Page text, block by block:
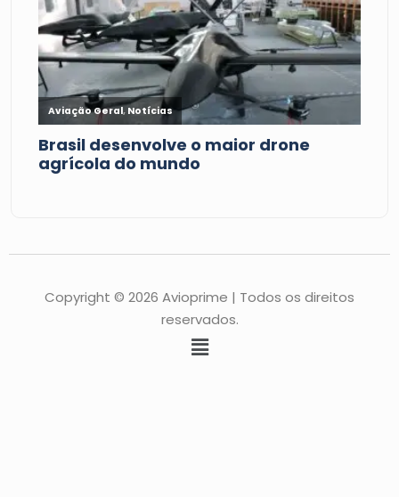
Copyright © 2026 Avioprime | Todos os direitos
reservados.